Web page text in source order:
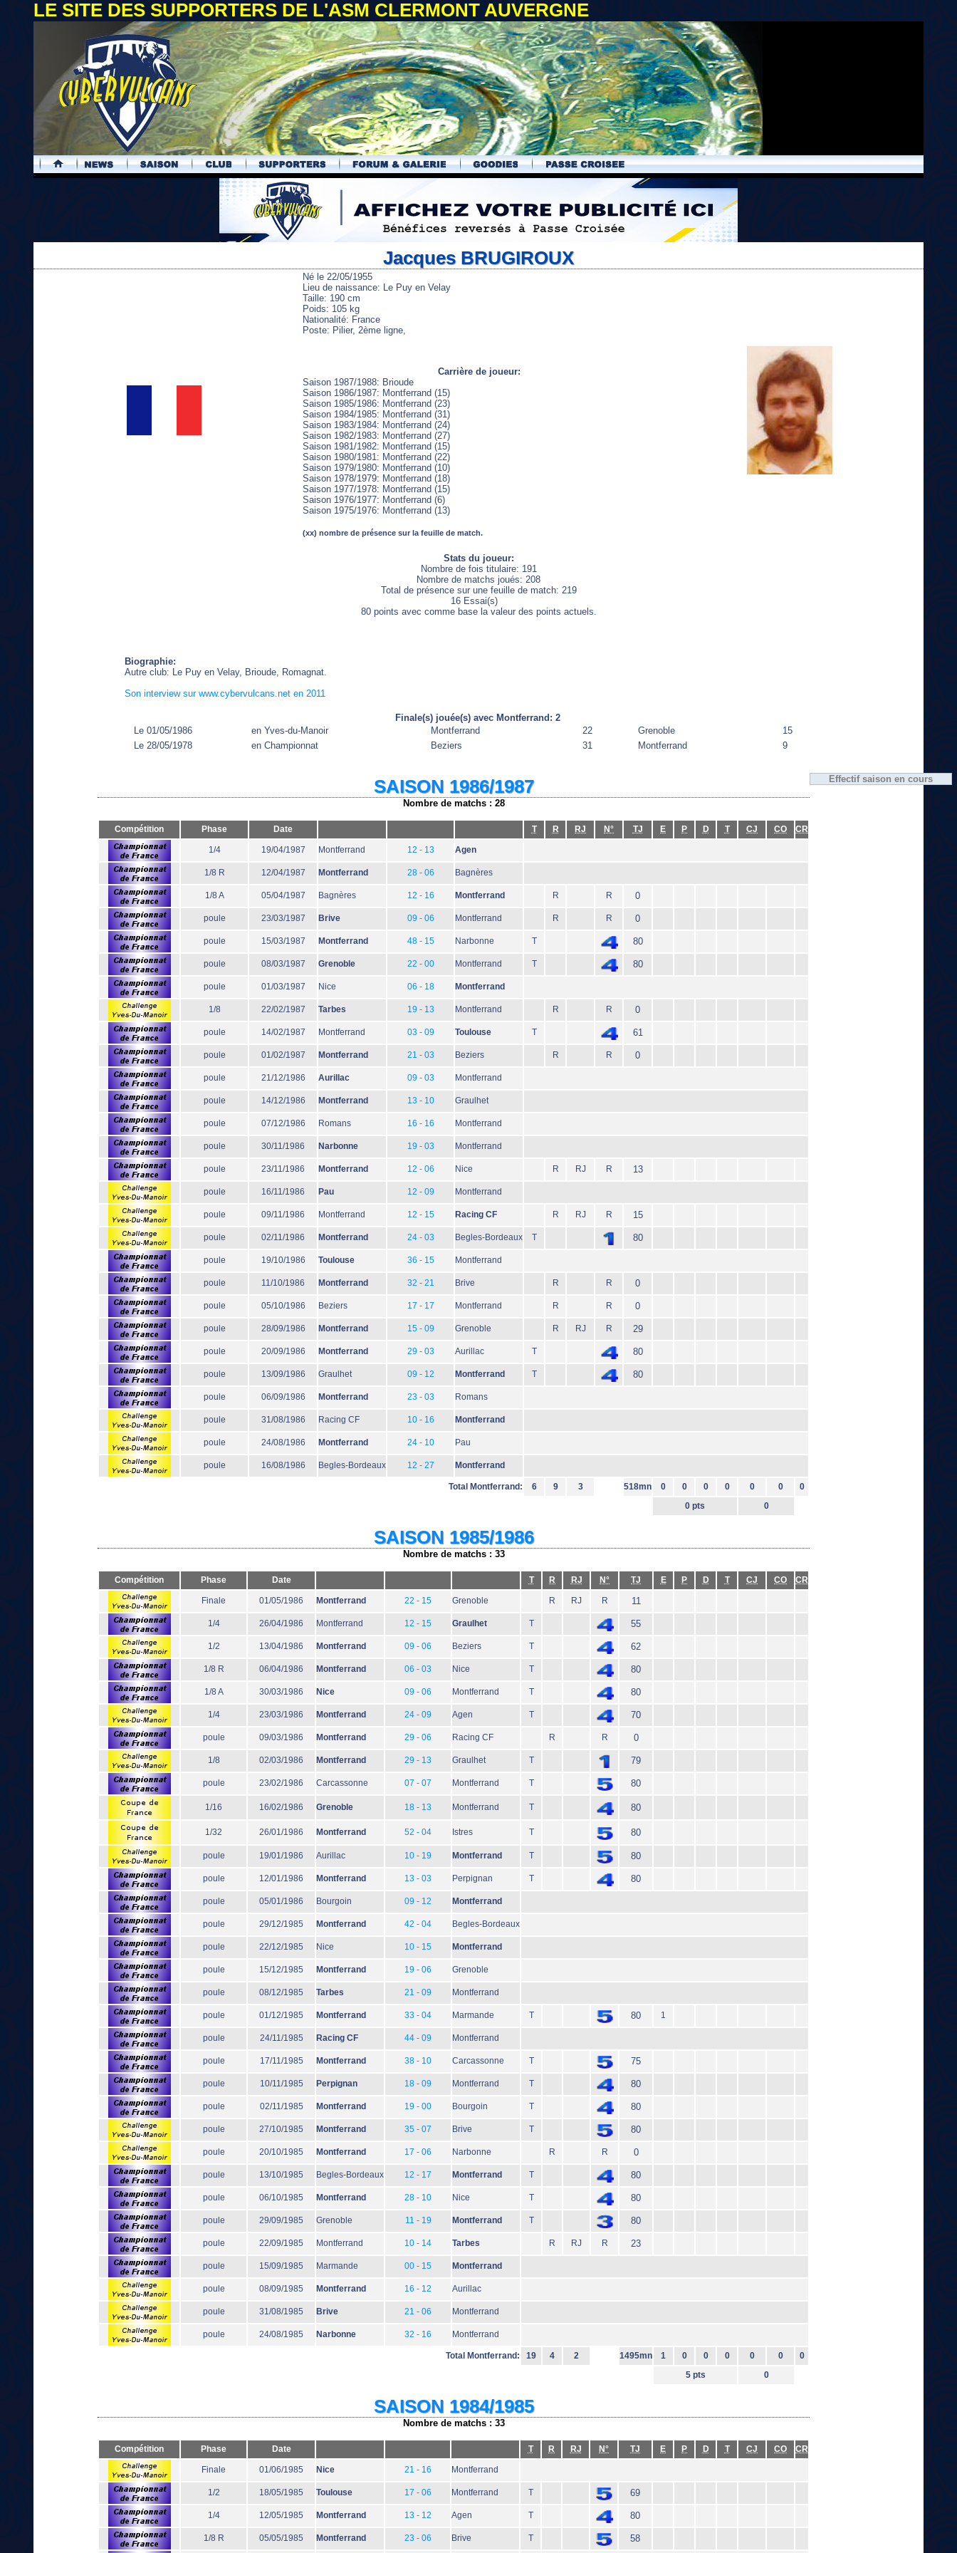
LE SITE DES SUPPORTERS DE L'ASM CLERMONT AUVERGNE
.
Jacques BRUGIROUX
Né le 22/05/1955
Lieu de naissance: Le Puy en Velay
Taille: 190 cm
Poids: 105 kg
Nationalité: France
Poste: Pilier, 2ème ligne,
Carrière de joueur:
Saison 1987/1988: Brioude
Saison 1986/1987: Montferrand (15)
Saison 1985/1986: Montferrand (23)
Saison 1984/1985: Montferrand (31)
Saison 1983/1984: Montferrand (24)
Saison 1982/1983: Montferrand (27)
Saison 1981/1982: Montferrand (15)
Saison 1980/1981: Montferrand (22)
Saison 1979/1980: Montferrand (10)
Saison 1978/1979: Montferrand (18)
Saison 1977/1978: Montferrand (15)
Saison 1976/1977: Montferrand (6)
Saison 1975/1976: Montferrand (13)
(xx) nombre de présence sur la feuille de match.
Stats du joueur:
Nombre de fois titulaire: 191
Nombre de matchs joués: 208
Total de présence sur une feuille de match: 219
16 Essai(s)
80 points avec comme base la valeur des points actuels.
Biographie:
Autre club: Le Puy en Velay, Brioude, Romagnat.
Son interview sur www.cybervulcans.net en 2011
Finale(s) jouée(s) avec Montferrand: 2
Le 01/05/1986
en Yves-du-Manoir Montferrand 22 Grenoble
15
Le 28/05/1978
en Championnat Beziers 31 Montferrand 9
Effectif saison en cours
SAISON 1986/1987
Nombre de matchs : 28
Compétition Phase Date T R RJ N° TJ E P D T CJ CO CR
1/4 19/04/1987 Montferrand 12 - 13 Agen
1/8 R 12/04/1987 Montferrand 28 - 06 Bagnères
1/8 A 05/04/1987 Bagnères 12 - 16 Montferrand R R 0
poule 23/03/1987 Brive 09 - 06 Montferrand R R 0
poule 15/03/1987 Montferrand 48 - 15 Narbonne T 80
poule 08/03/1987 Grenoble 22 - 00 Montferrand T 80
poule 01/03/1987 Nice 06 - 18 Montferrand
1/8 22/02/1987 Tarbes 19 - 13 Montferrand R R 0
poule 14/02/1987 Montferrand 03 - 09 Toulouse T 61
poule 01/02/1987 Montferrand 21 - 03 Beziers R R 0
poule 21/12/1986 Aurillac 09 - 03 Montferrand
poule 14/12/1986 Montferrand 13 - 10 Graulhet
poule 07/12/1986 Romans 16 - 16 Montferrand
poule 30/11/1986 Narbonne 19 - 03 Montferrand
poule 23/11/1986 Montferrand 12 - 06 Nice R RJ R 13
poule 16/11/1986 Pau 12 - 09 Montferrand
poule 09/11/1986 Montferrand 12 - 15 Racing CF R RJ R 15
poule 02/11/1986 Montferrand 24 - 03 Begles-Bordeaux T 80
poule 19/10/1986 Toulouse 36 - 15 Montferrand
poule 11/10/1986 Montferrand 32 - 21 Brive R R 0
poule 05/10/1986 Beziers 17 - 17 Montferrand R R 0
poule 28/09/1986 Montferrand 15 - 09 Grenoble R RJ R 29
poule 20/09/1986 Montferrand 29 - 03 Aurillac T 80
poule 13/09/1986 Graulhet 09 - 12 Montferrand T 80
poule 06/09/1986 Montferrand 23 - 03 Romans
poule 31/08/1986 Racing CF 10 - 16 Montferrand
poule 24/08/1986 Montferrand 24 - 10 Pau
poule 16/08/1986 Begles-Bordeaux 12 - 27 Montferrand
Total Montferrand: 6 9 3 518mn 0 0 0 0 0 0
0
0 pts
0
SAISON 1985/1986
Nombre de matchs : 33
Compétition Phase Date T R RJ N° TJ E P D T CJ CO CR
Finale 01/05/1986 Montferrand 22 - 15 Grenoble R RJ R 11
1/4 26/04/1986 Montferrand 12 - 15 Graulhet T 55
1/2 13/04/1986 Montferrand 09 - 06 Beziers T 62
1/8 R 06/04/1986 Montferrand 06 - 03 Nice T 80
1/8 A 30/03/1986 Nice 09 - 06 Montferrand T 80
1/4 23/03/1986 Montferrand 24 - 09 Agen T 70
poule 09/03/1986 Montferrand 29 - 06 Racing CF R R 0
1/8 02/03/1986 Montferrand 29 - 13 Graulhet T 79
poule 23/02/1986 Carcassonne 07 - 07 Montferrand T 80
1/16 16/02/1986 Grenoble 18 - 13 Montferrand T 80
1/32 26/01/1986 Montferrand 52 - 04 Istres T 80
poule 19/01/1986 Aurillac 10 - 19 Montferrand T 80
poule 12/01/1986 Montferrand 13 - 03 Perpignan T 80
poule 05/01/1986 Bourgoin 09 - 12 Montferrand
poule 29/12/1985 Montferrand 42 - 04 Begles-Bordeaux
poule 22/12/1985 Nice 10 - 15 Montferrand
poule 15/12/1985 Montferrand 19 - 06 Grenoble
poule 08/12/1985 Tarbes 21 - 09 Montferrand
poule 01/12/1985 Montferrand 33 - 04 Marmande T 80 1
poule 24/11/1985 Racing CF 44 - 09 Montferrand
poule 17/11/1985 Montferrand 38 - 10 Carcassonne T 75
poule 10/11/1985 Perpignan 18 - 09 Montferrand T 80
poule 02/11/1985 Montferrand 19 - 00 Bourgoin T 80
poule 27/10/1985 Montferrand 35 - 07 Brive T 80
poule 20/10/1985 Montferrand 17 - 06 Narbonne R R 0
poule 13/10/1985 Begles-Bordeaux 12 - 17 Montferrand T 80
poule 06/10/1985 Montferrand 28 - 10 Nice T 80
poule 29/09/1985 Grenoble 11 - 19 Montferrand T 80
poule 22/09/1985 Montferrand 10 - 14 Tarbes R RJ R 23
poule 15/09/1985 Marmande 00 - 15 Montferrand
poule 08/09/1985 Montferrand 16 - 12 Aurillac
poule 31/08/1985 Brive 21 - 06 Montferrand
poule 24/08/1985 Narbonne 32 - 16 Montferrand
Total Montferrand: 19 4 2 1495mn 1 0 0 0 0 0
0
5 pts
0
SAISON 1984/1985
Nombre de matchs : 33
Compétition Phase Date T R RJ N° TJ E P D T CJ CO CR
Finale 01/06/1985 Nice 21 - 16 Montferrand
1/2 18/05/1985 Toulouse 17 - 06 Montferrand T 69
1/4 12/05/1985 Montferrand 13 - 12 Agen T 80
1/8 R 05/05/1985 Montferrand 23 - 06 Brive T 58